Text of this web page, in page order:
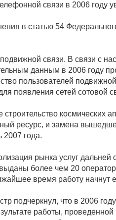
связи в 2006 году
в статью 54
связи. В связи с
данным в 2006 году
пользователей
появления сетей сотовой
строительство
ресурс, и замена
2007 года.
рынка услуг дальней
более чем 20
время работу начнут
подчеркнул, что в 2006
работы,